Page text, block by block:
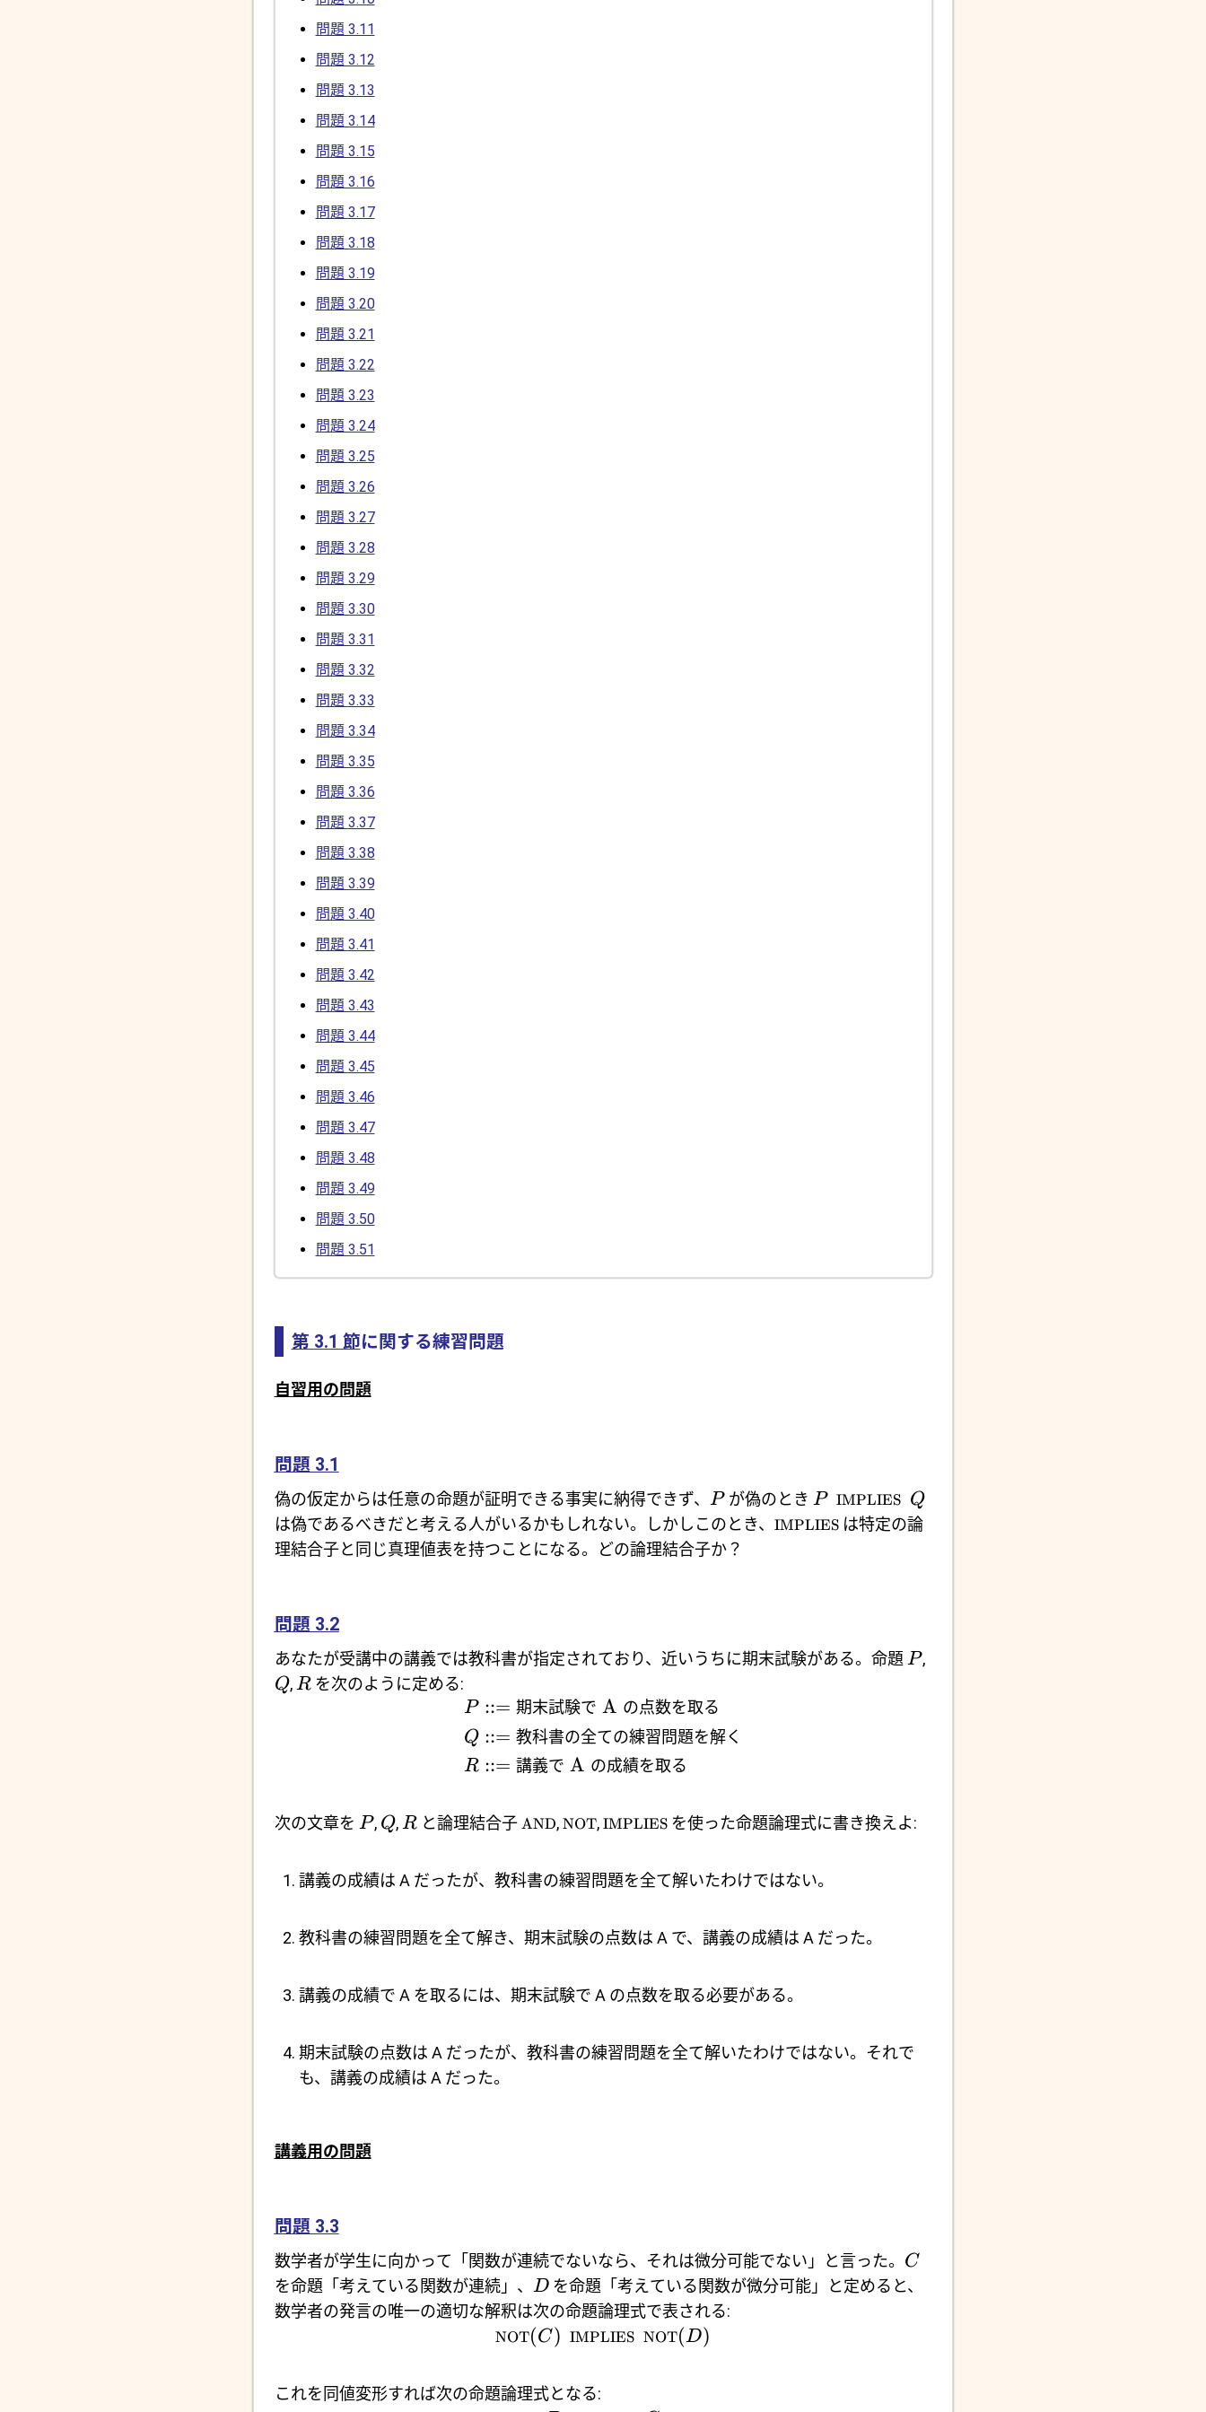
問題 3.11
問題 3.12
問題 3.13
問題 3.14
問題 3.15
問題 3.16
問題 3.17
問題 3.18
問題 3.19
問題 3.20
問題 3.21
問題 3.22
問題 3.23
問題 3.24
問題 3.25
問題 3.26
問題 3.27
問題 3.28
問題 3.29
問題 3.30
問題 3.31
問題 3.32
問題 3.33
問題 3.34
問題 3.35
問題 3.36
問題 3.37
問題 3.38
問題 3.39
問題 3.40
問題 3.41
問題 3.42
問題 3.43
問題 3.44
問題 3.45
問題 3.46
問題 3.47
問題 3.48
問題 3.49
問題 3.50
問題 3.51
第 3.1 節に関する練習問題
自習用の問題
問題 3.1
偽の仮定からは任意の命題が証明できる事実に納得できず、 Pが偽のとき P IMPLIES Q
は偽であるべきだと考える人がいるかもしれない。しかしこのとき、 IMPLIESは特定の論
理結合子と同じ真理値表を持つことになる。どの論理結合子か？
問題 3.2
あなたが受講中の講義では教科書が指定されており、近いうちに期末試験がある。命題 P,
Q,Rを次のように定める:
P
Q
R
::= 期末試験で A の点数を取る
::= 教科書の全ての練習問題を解く
::= 講義で A の成績を取る
次の文章を P, Q,Rと論理結合子AND,NOT,IMPLIESを使った命題論理式に書き換えよ:
講義の成績は A だったが、教科書の練習問題を全て解いたわけではない。
教科書の練習問題を全て解き、期末試験の点数は A で、講義の成績は A だった。
講義の成績で A を取るには、期末試験で A の点数を取る必要がある。
期末試験の点数は A だったが、教科書の練習問題を全て解いたわけではない。それで
も、講義の成績は A だった。
講義用の問題
問題 3.3
数学者が学生に向かって「関数が連続でないなら、それは微分可能でない」と言った。 C
を命題「考えている関数が連続」、 D を命題「考えている関数が微分可能」と定めると、
数学者の発言の唯一の適切な解釈は次の命題論理式で表される:
NOT(C) IMPLIES NOT(D)
これを同値変形すれば次の命題論理式となる: